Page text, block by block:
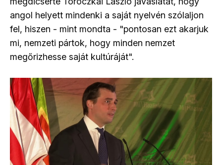
angol helyett mindenki a saját nyelvén szólaljon
fel, hiszen - mint mondta - "pontosan ezt akarjuk
mi, nemzeti pártok, hogy minden nemzet
megőrizhesse saját kultúráját".